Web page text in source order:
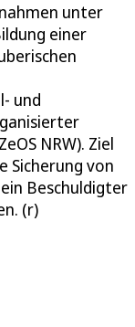
unter
einer
und
NRW). Ziel
Sicherung von
Beschuldigter
(r)